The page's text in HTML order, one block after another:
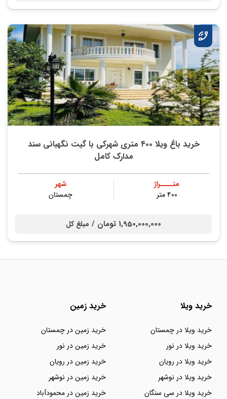
خرید باغ ویلا ۴۰۰ متری شهرکی با گیت نگهبانی سند
مدارک کامل
متــــراژ
۴۰۰ متر
شهر
چمستان
1,950,000,000 تومان / مبلغ کل
خرید ویلا
خرید ویلا در چمستان
خرید ویلا در نور
خرید ویلا در رویان
خرید ویلا در نوشهر
خرید ویلا در سی سنگان
خرید زمین
خرید زمین در چمستان
خرید زمین در نور
خرید زمین در رویان
خرید زمین در نوشهر
خرید زمین در محمودآباد